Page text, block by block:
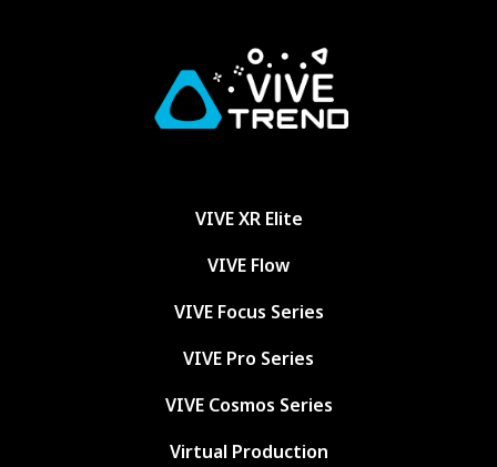
VIVE XR Elite
VIVE Flow
VIVE Focus Series
VIVE Pro Series
VIVE Cosmos Series
Virtual Production